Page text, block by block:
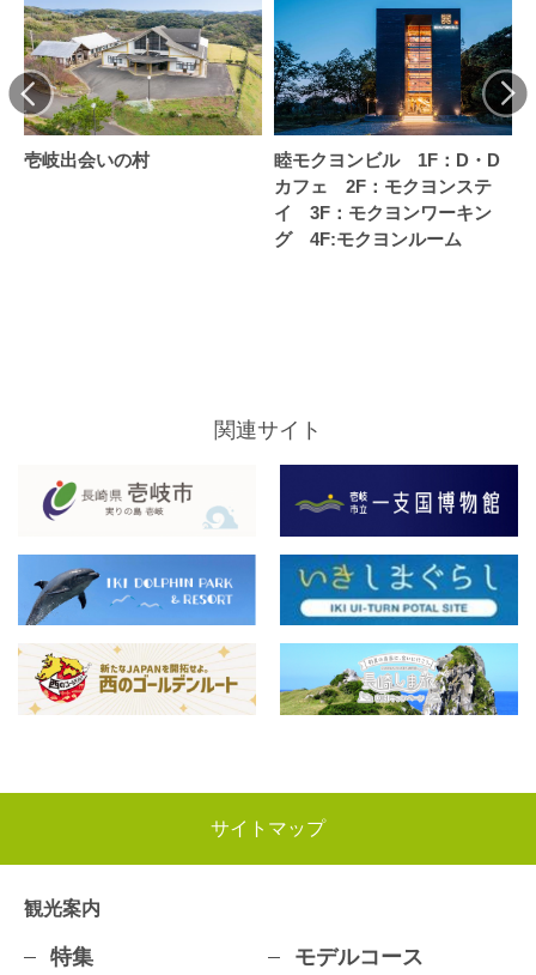
壱岐出会いの村
睦モクヨンビル 1F：D・D
カフェ 2F：モクヨンステ
イ 3F：モクヨンワーキン
グ 4F:モクヨンルーム
関連サイト
サイトマップ
観光案内
特集
モデルコース